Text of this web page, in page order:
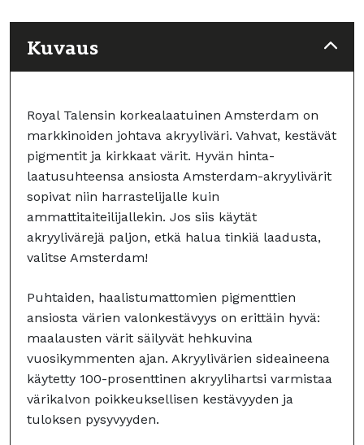
Kuvaus
Royal Talensin korkealaatuinen Amsterdam on
markkinoiden johtava akryyliväri. Vahvat, kestävät
pigmentit ja kirkkaat värit. Hyvän hinta-
laatusuhteensa ansiosta Amsterdam-akryylivärit
sopivat niin harrastelijalle kuin
ammattitaiteilijallekin. Jos siis käytät
akryylivärejä paljon, etkä halua tinkiä laadusta,
valitse Amsterdam!
Puhtaiden, haalistumattomien pigmenttien
ansiosta värien valonkestävyys on erittäin hyvä:
maalausten värit säilyvät hehkuvina
vuosikymmenten ajan. Akryylivärien sideaineena
käytetty 100-prosenttinen akryylihartsi varmistaa
värikalvon poikkeuksellisen kestävyyden ja
tuloksen pysyvyyden.